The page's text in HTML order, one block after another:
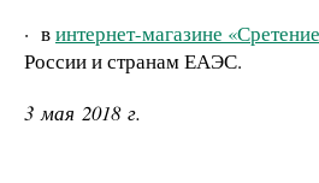
· винтернет-магазине
России и странам ЕАЭС.
3 мая 2018 г.